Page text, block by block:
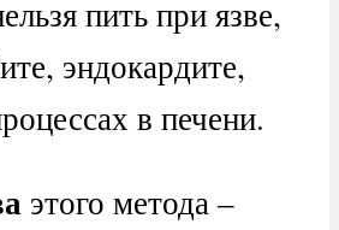
пить при язве,
эндокардите,
в печени.
этого метода –